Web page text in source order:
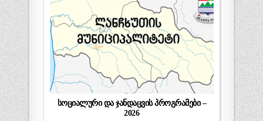
სოციალური და ჯანდაცვის პროგრამები –
2026